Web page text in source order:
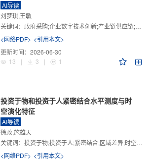
AI导读
刘梦琪,王敏
关键词： 政府采购;企业数字技术创新;产业链供应链;产业链供应链韧性;需求侧财政政策
<网络PDF> <引用本文>
更新时间： 2026-06-30
13
| 3 | 1
投资于物和投资于人紧密结合水平测度与时
空演化特征
AI导读
徐政,施雄天
关键词： 投资于物;投资于人;紧密结合;区域差异;时空演化
<网络PDF> <引用本文>